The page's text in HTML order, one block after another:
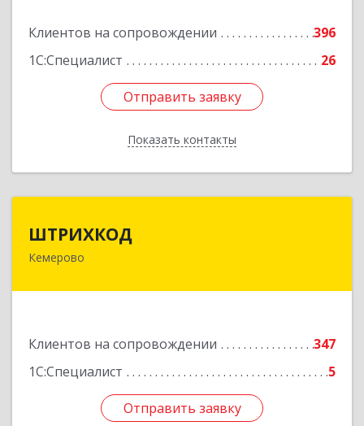
Клиентов на сопровождении
396
1С:Специалист
26
Отправить заявку
Показать контакты
Подробнее
Отправить заявку
Назад
ШТРИХКОД
Кемерово
Клиентов на сопровождении
347
1С:Специалист
5
Отправить заявку
650043, Кемеровская область - Кузбасс обл,
Отправить заявку